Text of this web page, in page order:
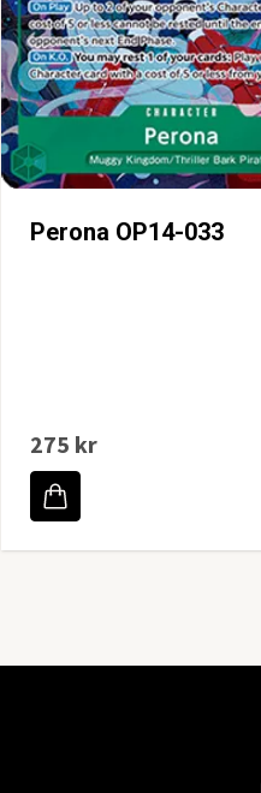
Perona OP14-033
275 kr